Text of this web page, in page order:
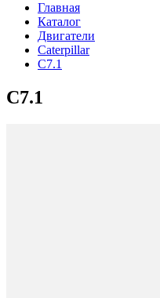
Главная
Каталог
Двигатели
Caterpillar
C7.1
C7.1